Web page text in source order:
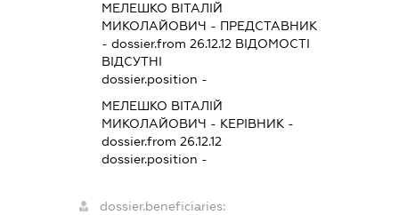
МЕЛЕШКО ВІТАЛІЙ
МИКОЛАЙОВИЧ - ПРЕДСТАВНИК
- dossier.from 26.12.12 ВІДОМОСТІ
ВІДСУТНІ
dossier.position -
МЕЛЕШКО ВІТАЛІЙ
МИКОЛАЙОВИЧ - КЕРІВНИК -
dossier.from 26.12.12
dossier.position -
dossier.beneficiaries: